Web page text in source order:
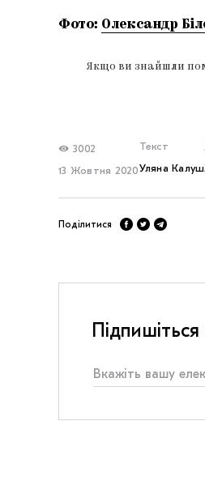
Фото: Олександр
Якщо ви знайшли
3002
13 Жовтня 2020
Текст
Уляна Калуш
Поділитися